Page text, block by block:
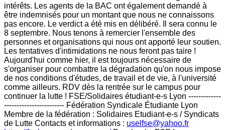
intérêts. Les agents de la BAC ont également demandé à
être indemnisés pour un montant que nous ne connaissons
pas encore. Le verdict a été mis en délibéré. Il sera connu le
8 septembre. Nous tenons à remercier l'ensemble des
personnes et organisations qui nous ont apporté leur soutien.
Les tentatives d'intimidations ne nous feront pas taire !
Aujourd'hui comme hier, il est toujours nécessaire de
s'organiser pour combattre la dégradation qu'on nous impose
de nos conditions d'études, de travail et de vie, à l'université
comme ailleurs. RDV dès la rentrée sur le campus pour
continuer la lutte ! FSE/Solidaires étudiant-e-s Lyon -------------
------------------------ Fédération Syndicale Étudiante Lyon
Membre de la fédération : Solidaires Etudiant-e-s / Syndicats
de Lutte Contacts et informations : uselfse@yahoo.fr